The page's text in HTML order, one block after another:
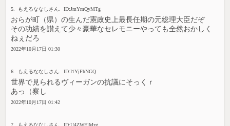
5. もえるななしさん. ID:JmYmQyMTg
おらが町（県）の生んだ憲政史上最長任期の元総理大臣だぞ
その功績を讃えて少々豪華なセレモニーやっても全然おかしく
ねぇだろ
2022年10月17日 01:30
6. もえるななしさん. ID:I1YjFhNGQ
世界で見られるヴィーガンの抗議にそっくｒ
あっ（察し
2022年10月17日 01:42
7. もえるななしさん. ID:U4ZWFlMzg